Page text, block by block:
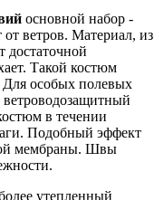
основной набор -
ветров. Материал, из
достаточной
Такой костюм
особых полевых
ветроводозащитный
в течении
Подобный эффект
мембраны. Швы
утепленный